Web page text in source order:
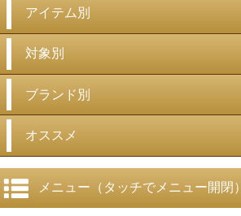
アイテム別
対象別
ブランド別
オススメ
メニュー（タッチでメニュー開閉）